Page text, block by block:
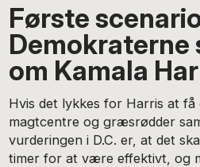
Første
Demokraterne
om Kamala
Hvis det lykkes for Harris at få
magtcentre og græsrødder
vurderingen i D.C. er, at det
timer for at være effektivt, og